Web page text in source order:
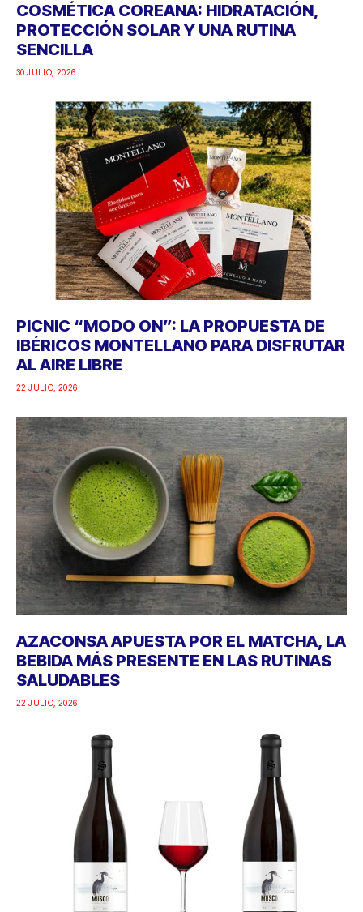
COSMÉTICA COREANA: HIDRATACIÓN,
PROTECCIÓN SOLAR Y UNA RUTINA
SENCILLA
30 JULIO, 2026
PICNIC “MODO ON”: LA PROPUESTA DE
IBÉRICOS MONTELLANO PARA DISFRUTAR
AL AIRE LIBRE
22 JULIO, 2026
AZACONSA APUESTA POR EL MATCHA, LA
BEBIDA MÁS PRESENTE EN LAS RUTINAS
SALUDABLES
22 JULIO, 2026